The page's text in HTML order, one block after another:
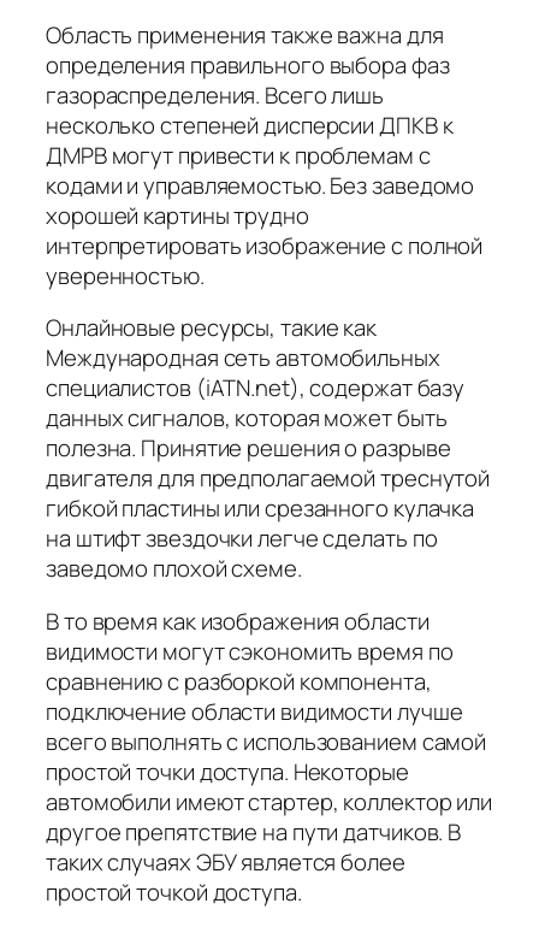
Область применения также важна для
определения правильного выбора фаз
газораспределения. Всего лишь
несколько степеней дисперсии ДПКВ к
ДМРВ могут привести к проблемам с
кодами и управляемостью. Без заведомо
хорошей картины трудно
интерпретировать изображение с полной
уверенностью.
Онлайновые ресурсы, такие как
Международная сеть автомобильных
специалистов (iATN.net), содержат базу
данных сигналов, которая может быть
полезна. Принятие решения о разрыве
двигателя для предполагаемой треснутой
гибкой пластины или срезанного кулачка
на штифт звездочки легче сделать по
заведомо плохой схеме.
В то время как изображения области
видимости могут сэкономить время по
сравнению с разборкой компонента,
подключение области видимости лучше
всего выполнять с использованием самой
простой точки доступа. Некоторые
автомобили имеют стартер, коллектор или
другое препятствие на пути датчиков. В
таких случаях ЭБУ является более
простой точкой доступа.